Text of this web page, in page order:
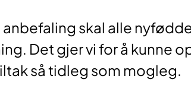
skal alle
Det gjer vi for å kunne
så tidleg som mogleg.